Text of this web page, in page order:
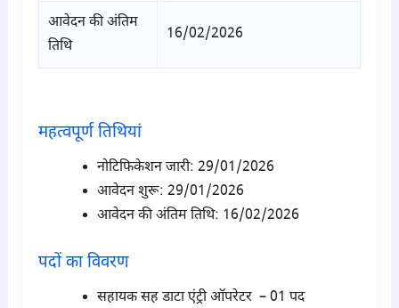
आवेदन की अंतिम
तिथि
16/02/2026
महत्वपूर्ण तिथियां
नोटिफिकेशन जारी: 29/01/2026
आवेदन शुरू: 29/01/2026
आवेदन की अंतिम तिथि: 16/02/2026
पदों का विवरण
सहायक सह डाटा एंट्री ऑपरेटर – 01 पद